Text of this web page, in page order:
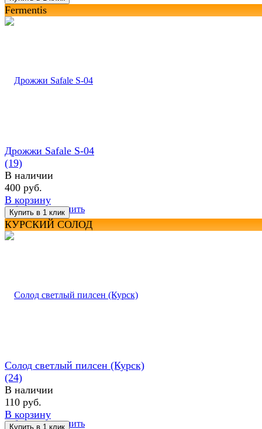
Fermentis
избранное сравнить
Дрожжи Safale S-04
(19)
В наличии
400 руб.
В корзину
КУРСКИЙ СОЛОД
избранное сравнить
Солод светлый пилсен (Курск)
(24)
В наличии
110 руб.
В корзину